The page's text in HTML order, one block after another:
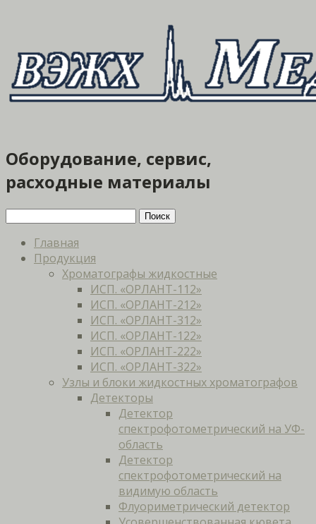
Оборудование, сервис,
расходные материалы
Главная
Продукция
Хроматографы жидкостные
ИСП. «ОРЛАНТ-112»
ИСП. «ОРЛАНТ-212»
ИСП. «ОРЛАНТ-312»
ИСП. «ОРЛАНТ-122»
ИСП. «ОРЛАНТ-222»
ИСП. «ОРЛАНТ-322»
Узлы и блоки жидкостных хроматографов
Детекторы
Детектор
спектрофотометрический на УФ-
область
Детектор
спектрофотометрический на
видимую область
Флуориметрический детектор